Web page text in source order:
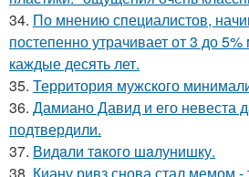
34. По мнению специалистов,
постепенно утрачивает от 3 до
каждые десять лет.
35. Территория мужского
36. Дамиано Давид и его невеста
подтвердили.
37. Видaли тaкого шaлунишку.
38. Киану ривз снова стал мемом -